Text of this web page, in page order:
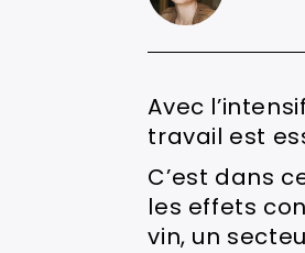
Avec
travail est
C’est dans
les effets
vin, un